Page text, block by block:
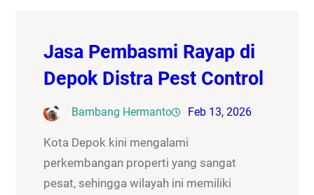
Jasa Pembasmi Rayap di
Depok Distra Pest Control
Bambang Hermanto Feb 13, 2026
Kota Depok kini mengalami
perkembangan properti yang sangat
pesat, sehingga wilayah ini memiliki